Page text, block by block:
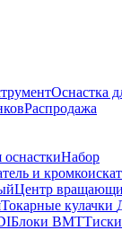
Оснастка
Распродажа
оснасткиНабор
и
Центр
Токарные кулачки
Блоки BMT